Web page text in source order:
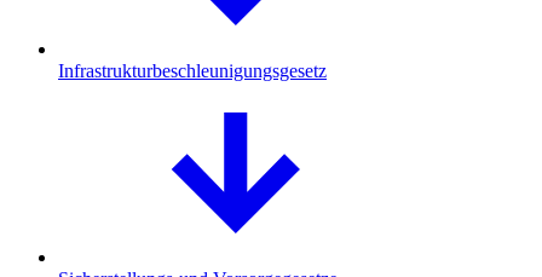
Infrastrukturbeschleunigungsgesetz